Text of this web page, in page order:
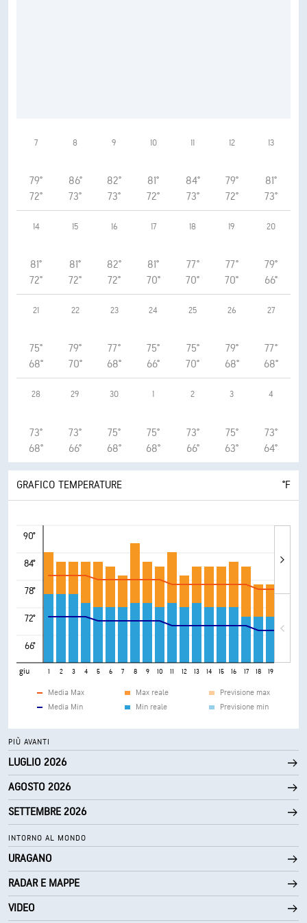
7
79°
72°
8
86°
73°
9
82°
73°
10
81°
72°
11
84°
73°
12
79°
72°
13
81°
73°
14
81°
72°
15
81°
72°
16
82°
72°
17
81°
70°
18
77°
70°
19
77°
70°
20
79°
66°
21
75°
68°
22
79°
70°
23
77°
68°
24
75°
66°
25
75°
70°
26
79°
68°
27
77°
68°
28
73°
68°
29
73°
66°
30
75°
68°
1
75°
68°
2
73°
66°
3
75°
63°
4
73°
64°
GRAFICO TEMPERATURE °F
90°
84°
78°
72°
66°
giu 1 2 3 4 5 6 7 8 9 10 11 12 13 14 15 16 17 18 19
Media Max
Media Min
Max reale
Min reale
Previsione max
Previsione min
PIÙ AVANTI
LUGLIO 2026
AGOSTO 2026
SETTEMBRE 2026
INTORNO AL MONDO
URAGANO
RADAR E MAPPE
VIDEO